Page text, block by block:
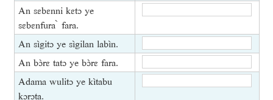
An sɛbɛnni kɛtɔ ye
sɛbɛnfura ̀ fara.
An sìgitɔ ye sìgilan labìn.
An bɔ̀rɛ tatɔ ye bɔ̀rɛ fara.
Adama wulitɔ ye kìtabu
kɔrɔta.